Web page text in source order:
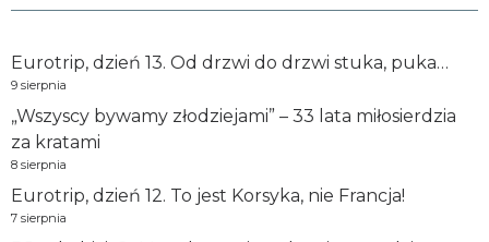
Eurotrip, dzień 13. Od drzwi do drzwi stuka, puka…
9 sierpnia
„Wszyscy bywamy złodziejami” – 33 lata miłosierdzia
za kratami
8 sierpnia
Eurotrip, dzień 12. To jest Korsyka, nie Francja!
7 sierpnia